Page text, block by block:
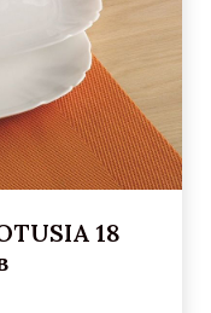
18